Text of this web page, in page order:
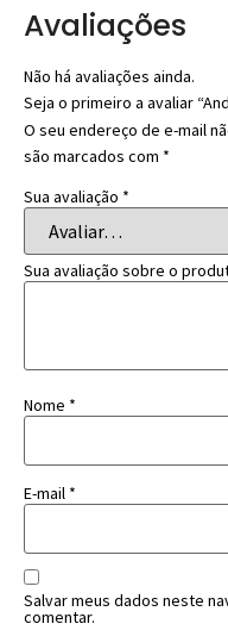
Avaliações
Não há avaliações ainda.
Seja o primeiro a avaliar
O seu endereço de e-mail
são marcados com *
Sua avaliação *
Sua avaliação sobre o
Nome *
E-mail *
Salvar meus dados neste
comentar.